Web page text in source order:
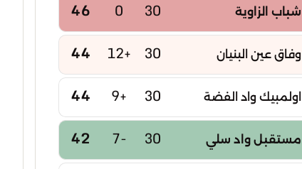
شباب الزاوية 30
0
46
وفاق عين البنيان 30
+12
44
اولمبيك واد الفضة 30
+9
44
مستقبل واد سلي 30
-7
42